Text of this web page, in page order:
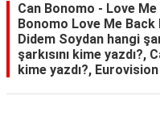
Can Bonomo - Love
Bonomo Love Me Back
Didem Soydan hangi
şarkısını kime yazdı?,
kime yazdı?,